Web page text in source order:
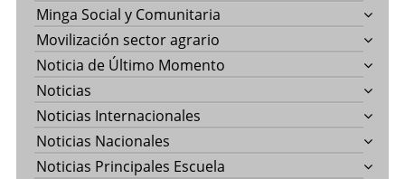
Minga Social y Comunitaria
Movilización sector agrario
Noticia de Último Momento
Noticias
Noticias Internacionales
Noticias Nacionales
Noticias Principales Escuela